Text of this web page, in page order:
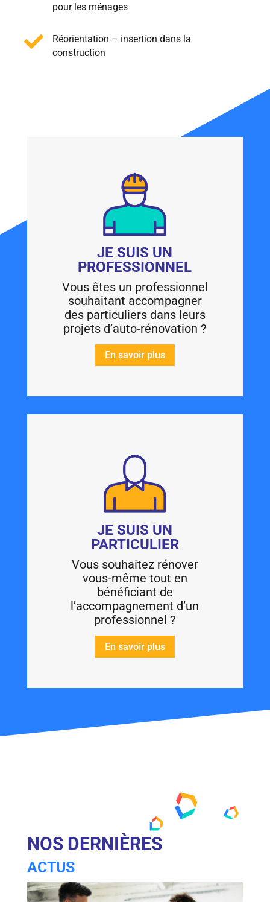
pour les ménages

Réorientation – insertion dans la
construction
JE SUIS UN
PROFESSIONNEL
Vous êtes un professionnel
souhaitant accompagner
des particuliers dans leurs
projets d’auto-rénovation ?
En savoir plus
JE SUIS UN
PARTICULIER
Vous souhaitez rénover
vous-même tout en
bénéficiant de
l’accompagnement d’un
professionnel ?
En savoir plus
NOS DERNIÈRES
ACTUS